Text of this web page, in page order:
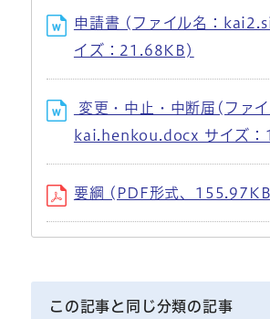
申請書 (ファイル名：
イズ：21.68KB)
変更・中止・中断届(ファイ
kai.henkou.docx サイズ
要綱 (PDF形式、
この記事と同じ分類の記事